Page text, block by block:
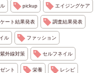
pickup エイジングケア
ート結果発表 調査結果発表
ル ファッション
紫外線対策 セルフネイル
ント 栄養 レシピ